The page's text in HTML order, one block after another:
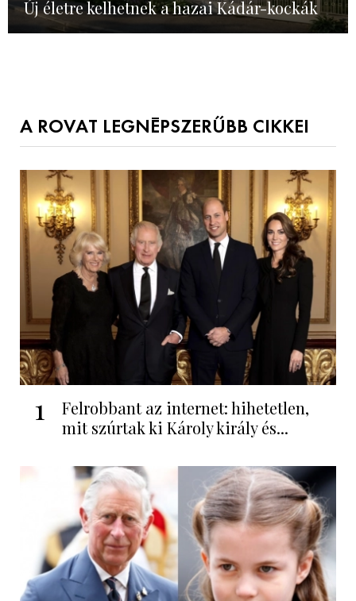
Új életre kelhetnek a hazai Kádár-kockák
A ROVAT LEGNÉPSZERŰBB CIKKEI
1
Felrobbant az internet: hihetetlen,
mit szúrtak ki Károly király és...